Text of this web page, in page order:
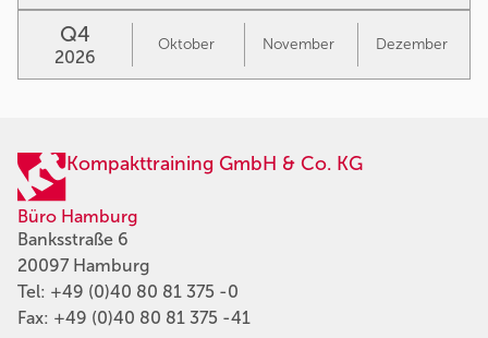
Q4
2026
Oktober November Dezember
Kompakttraining GmbH & Co. KG
Büro Hamburg
Banksstraße 6
20097 Hamburg
Tel: +49 (0)40 80 81 375 -0
Fax: +49 (0)40 80 81 375 -41